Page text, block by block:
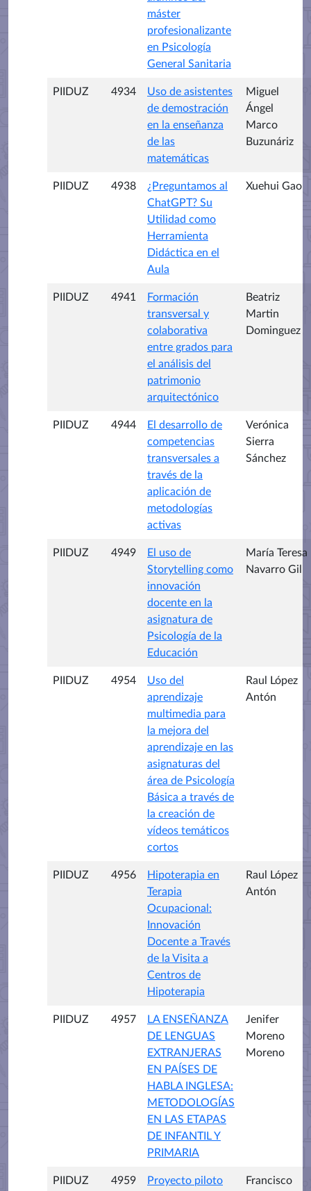
máster
profesionalizante
en Psicología
General Sanitaria
PIIDUZ 4934
Uso de asistentes
de demostración
en la enseñanza
de las
matemáticas
Miguel
Ángel
Marco
Buzunáriz
PIIDUZ 4938
¿Preguntamos al
ChatGPT? Su
Utilidad como
Herramienta
Didáctica en el
Aula
Xuehui Gao
PIIDUZ 4941
Formación
transversal y
colaborativa
entre grados para
el análisis del
patrimonio
arquitectónico
Beatriz
Martin
Dominguez
PIIDUZ 4944
El desarrollo de
competencias
transversales a
través de la
aplicación de
metodologías
activas
Verónica
Sierra
Sánchez
PIIDUZ 4949
El uso de
Storytelling como
innovación
docente en la
asignatura de
Psicología de la
Educación
María Teresa
Navarro Gil
PIIDUZ 4954
Uso del
aprendizaje
multimedia para
la mejora del
aprendizaje en las
asignaturas del
área de Psicología
Básica a través de
la creación de
vídeos temáticos
cortos
Raul López
Antón
PIIDUZ 4956
Hipoterapia en
Terapia
Ocupacional:
Innovación
Docente a Través
de la Visita a
Centros de
Hipoterapia
Raul López
Antón
PIIDUZ 4957
LA ENSEÑANZA
DE LENGUAS
EXTRANJERAS
EN PAÍSES DE
HABLA INGLESA:
METODOLOGÍAS
EN LAS ETAPAS
DE INFANTIL Y
PRIMARIA
Jenifer
Moreno
Moreno
PIIDUZ 4959
Proyecto piloto
Francisco